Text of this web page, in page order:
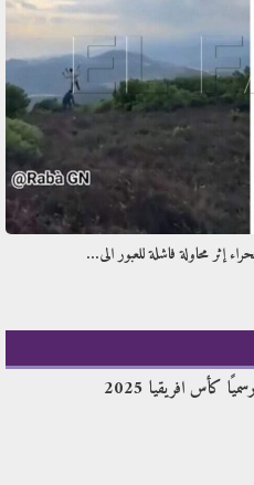
إثر محاولة فاشلة للعبور الى…
كأس افريقيا 2025